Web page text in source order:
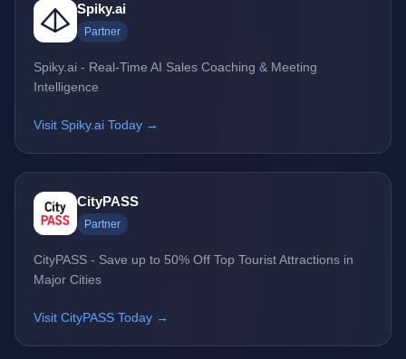
Spiky.ai
Partner
Spiky.ai - Real-Time AI Sales Coaching & Meeting
Intelligence
Visit Spiky.ai Today →
CityPASS
Partner
CityPASS - Save up to 50% Off Top Tourist Attractions in
Major Cities
Visit CityPASS Today →